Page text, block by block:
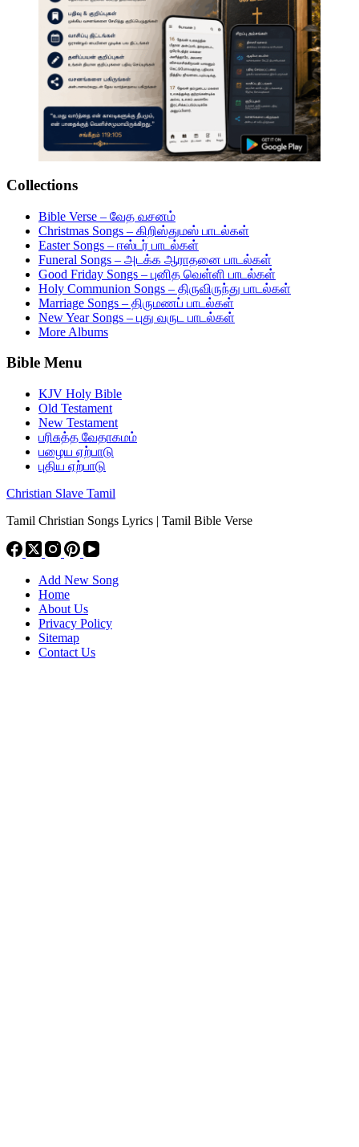
Collections
Bible Verse – வேத வசனம்
Christmas Songs – கிறிஸ்துமஸ் பாடல்கள்
Easter Songs – ஈஸ்டர் பாடல்கள்
Funeral Songs – அடக்க ஆராதனை பாடல்கள்
Good Friday Songs – புனித வெள்ளி பாடல்கள்
Holy Communion Songs – திருவிருந்து பாடல்கள்
Marriage Songs – திருமணப் பாடல்கள்
New Year Songs – புது வருட பாடல்கள்
More Albums
Bible Menu
KJV Holy Bible
Old Testament
New Testament
பரிசுத்த வேதாகமம்
பழைய ஏற்பாடு
புதிய ஏற்பாடு
Christian Slave Tamil
Tamil Christian Songs Lyrics | Tamil Bible Verse
Add New Song
Home
About Us
Privacy Policy
Sitemap
Contact Us